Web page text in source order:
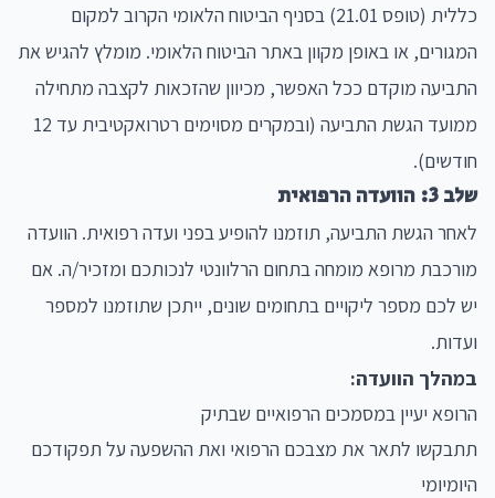
כללית (טופס 21.01) בסניף הביטוח הלאומי הקרוב למקום
המגורים, או באופן מקוון באתר הביטוח הלאומי. מומלץ להגיש את
התביעה מוקדם ככל האפשר, מכיוון שהזכאות לקצבה מתחילה
ממועד הגשת התביעה (ובמקרים מסוימים רטרואקטיבית עד 12
חודשים).
שלב 3: הוועדה הרפואית
לאחר הגשת התביעה, תוזמנו להופיע בפני ועדה רפואית. הוועדה
מורכבת מרופא מומחה בתחום הרלוונטי לנכותכם ומזכיר/ה. אם
יש לכם מספר ליקויים בתחומים שונים, ייתכן שתוזמנו למספר
ועדות.
במהלך הוועדה:
הרופא יעיין במסמכים הרפואיים שבתיק
תתבקשו לתאר את מצבכם הרפואי ואת ההשפעה על תפקודכם
היומיומי